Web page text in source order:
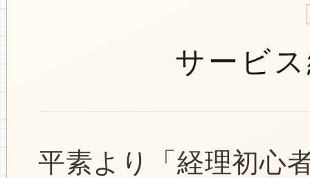
サービ
平素より「経理初心